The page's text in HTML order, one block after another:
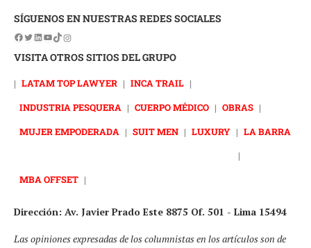
SÍGUENOS EN NUESTRAS REDES SOCIALES
VISITA OTROS SITIOS DEL GRUPO
| LATAM TOP LAWYER | INCA TRAIL |
INDUSTRIA PESQUERA | CUERPO MÉDICO | OBRAS |
MUJER EMPODERADA | SUIT MEN | LUXURY | LA BARRA
|
MBA OFFSET |
Dirección: Av. Javier Prado Este 8875 Of. 501 - Lima 15494
Las opiniones expresadas de los columnistas en los artículos son de